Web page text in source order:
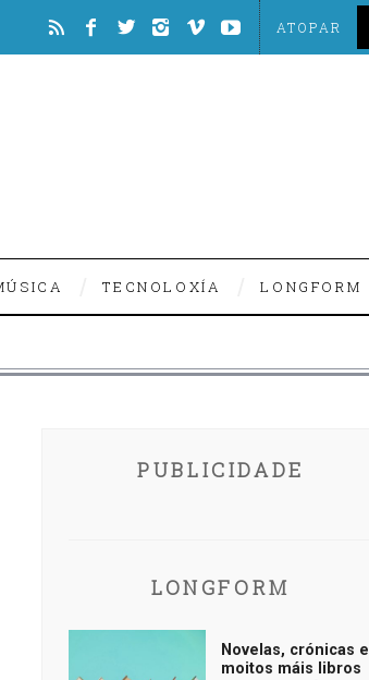
TECNOLOXÍA LONGFORM
PUBLICIDADE
LONGFORM
Novelas, crónicas e
moitos máis libros